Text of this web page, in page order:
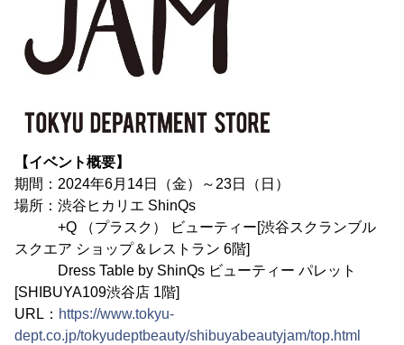
【イベント概要】
期間：2024年6月14日（金）～23日（日）
場所：渋谷ヒカリエ ShinQs
+Q （プラスク） ビューティー[渋谷スクランブル
スクエア ショップ＆レストラン 6階]
Dress Table by ShinQs ビューティー パレット
[SHIBUYA109渋谷店 1階]
URL： https://www.tokyu-
dept.co.jp/tokyudeptbeauty/shibuyabeautyjam/top.html